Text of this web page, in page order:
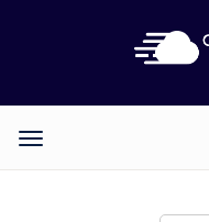
Categories